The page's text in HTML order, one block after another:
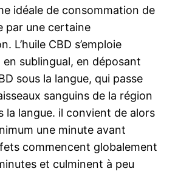
idéale de consommation de
par une certaine
L’huile CBD s’emploie
sublingual, en déposant
sous la langue, qui passe
sanguins de la région
la langue. il convient de alors
une minute avant
commencent globalement
et culminent à peu